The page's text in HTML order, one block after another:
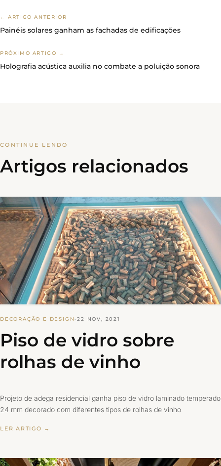
← ARTIGO ANTERIOR
Painéis solares ganham as fachadas de edificações
PRÓXIMO ARTIGO →
Holografia acústica auxilia no combate a poluição sonora
CONTINUE LENDO
Artigos relacionados
DECORAÇÃO E DESIGN·22 NOV, 2021
Piso de vidro sobre
rolhas de vinho
Projeto de adega residencial ganha piso de vidro laminado temperado
24 mm decorado com diferentes tipos de rolhas de vinho
LER ARTIGO →